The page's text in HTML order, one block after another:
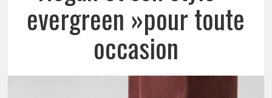
evergreen »pour toute
occasion